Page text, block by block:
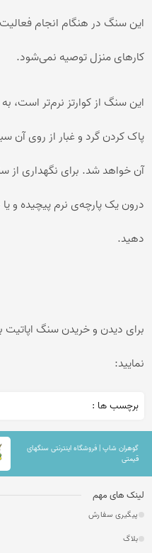
این سنگ در هنگام انجام
کار‌های منزل توصیه نمی‌شود.
این سنگ از کوارتز نرم‌تر
پاک کردن گرد و غبار از روی
درون یک پارچه‌ی نرم پیچیده و
دهید.
برای دیدن و خریدن سنگ اپاتیت
نمایید:
برچسب ها :
گوهران شاپ | فروشگاه اینترنتی سنگهای
قیمتی
لینک های مهم
پیگیری سفارش
بلاگ